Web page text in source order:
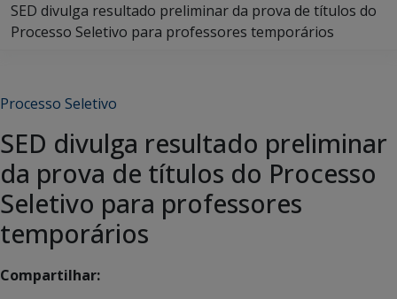
SED divulga resultado preliminar da prova de títulos do
Processo Seletivo para professores temporários
Processo Seletivo
SED divulga resultado preliminar
da prova de títulos do Processo
Seletivo para professores
temporários
Compartilhar: